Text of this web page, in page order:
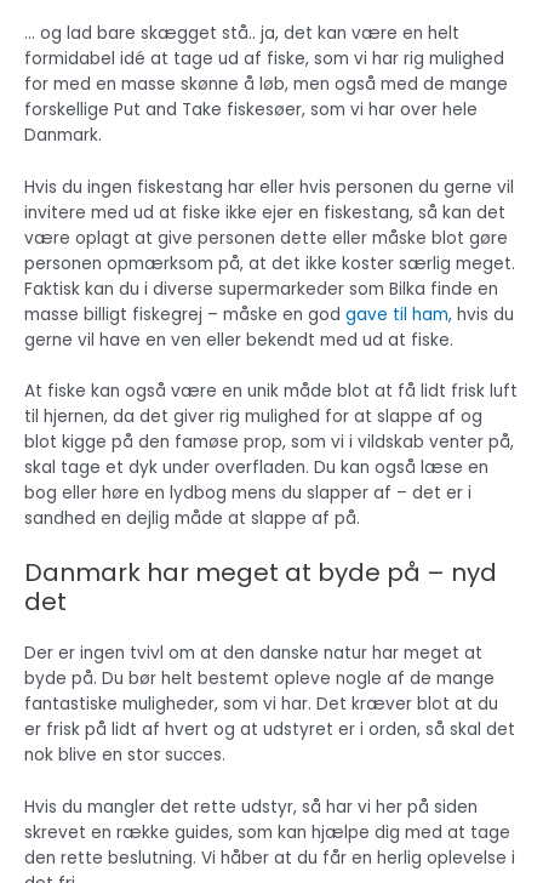
… og lad bare skægget stå.. ja, det kan være en helt
formidabel idé at tage ud af fiske, som vi har rig mulighed
for med en masse skønne å løb, men også med de mange
forskellige Put and Take fiskesøer, som vi har over hele
Danmark.
Hvis du ingen fiskestang har eller hvis personen du gerne vil
invitere med ud at fiske ikke ejer en fiskestang, så kan det
være oplagt at give personen dette eller måske blot gøre
personen opmærksom på, at det ikke koster særlig meget.
Faktisk kan du i diverse supermarkeder som Bilka finde en
masse billigt fiskegrej – måske en god gave til ham, hvis du
gerne vil have en ven eller bekendt med ud at fiske.
At fiske kan også være en unik måde blot at få lidt frisk luft
til hjernen, da det giver rig mulighed for at slappe af og
blot kigge på den famøse prop, som vi i vildskab venter på,
skal tage et dyk under overfladen. Du kan også læse en
bog eller høre en lydbog mens du slapper af – det er i
sandhed en dejlig måde at slappe af på.
Danmark har meget at byde på – nyd
det
Der er ingen tvivl om at den danske natur har meget at
byde på. Du bør helt bestemt opleve nogle af de mange
fantastiske muligheder, som vi har. Det kræver blot at du
er frisk på lidt af hvert og at udstyret er i orden, så skal det
nok blive en stor succes.
Hvis du mangler det rette udstyr, så har vi her på siden
skrevet en række guides, som kan hjælpe dig med at tage
den rette beslutning. Vi håber at du får en herlig oplevelse i